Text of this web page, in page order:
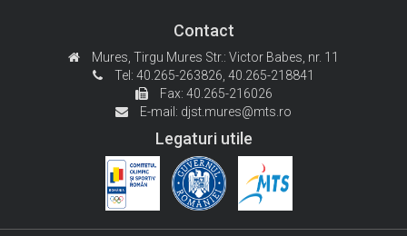
Contact
Mures, Tirgu Mures Str.: Victor Babes, nr. 11
Tel: 40.265-263826, 40.265-218841
Fax: 40.265-216026
E-mail: djst.mures@mts.ro
Legaturi utile